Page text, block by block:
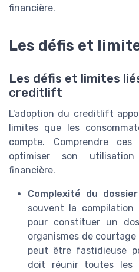
financière.
Les défis et
Les défis et limites
creditlift
L'adoption du creditlift
limites que les
compte. Comprendre
optimiser son
financière.
Complexité du dossier
souvent la compilation
pour constituer un
organismes de
peut être fastidieuse
doit réunir toutes les